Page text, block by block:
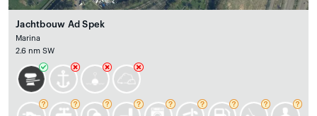
Jachtbouw Ad Spek
Marina
2.6 nm SW